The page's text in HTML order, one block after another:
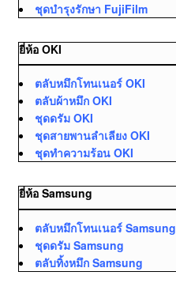
ชุดบำรุงรักษา FujiFilm
ยี่ห้อ OKI
ตลับหมึกโทนเนอร์ OKI
ตลับผ้าหมึก OKI
ชุดดรัม OKI
ชุดสายพานลำเลียง OKI
ชุดทำความร้อน OKI
ยี่ห้อ Samsung
ตลับหมึกโทนเนอร์ Samsung
ชุดดรัม Samsung
ตลับทิ้งหมึก Samsung